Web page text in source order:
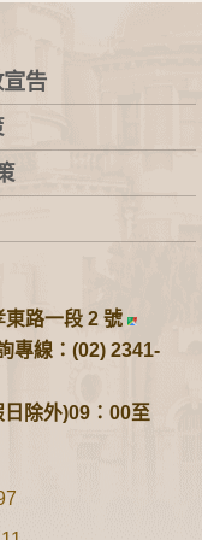
告
路一段 2 號
專線：(02) 2341-
除外)09：00至